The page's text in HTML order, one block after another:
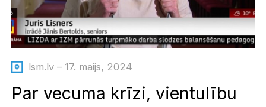
lsm.lv – 17. maijs, 2024
Par vecuma krīzi, vientulību